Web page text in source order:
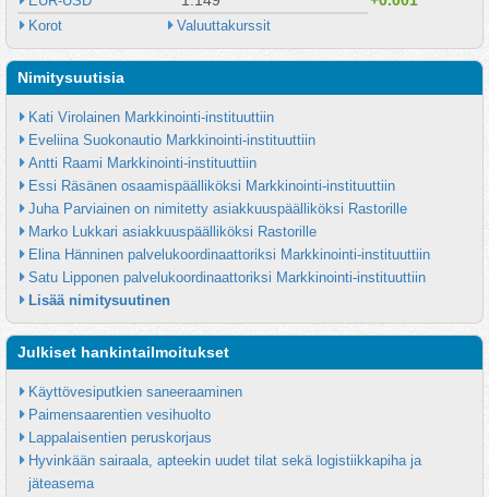
Korot Valuuttakurssit
Nimitysuutisia
Kati Virolainen Markkinointi-instituuttiin
Eveliina Suokonautio Markkinointi-instituuttiin
Antti Raami Markkinointi-instituuttiin
Essi Räsänen osaamispäälliköksi Markkinointi-instituuttiin
Juha Parviainen on nimitetty asiakkuuspäälliköksi Rastorille
Marko Lukkari asiakkuuspäälliköksi Rastorille
Elina Hänninen palvelukoordinaattoriksi Markkinointi-instituuttiin
Satu Lipponen palvelukoordinaattoriksi Markkinointi-instituuttiin
Lisää nimitysuutinen
Julkiset hankintailmoitukset
Käyttövesiputkien saneeraaminen
Paimensaarentien vesihuolto
Lappalaisentien peruskorjaus
Hyvinkään sairaala, apteekin uudet tilat sekä logistiikkapiha ja
jäteasema